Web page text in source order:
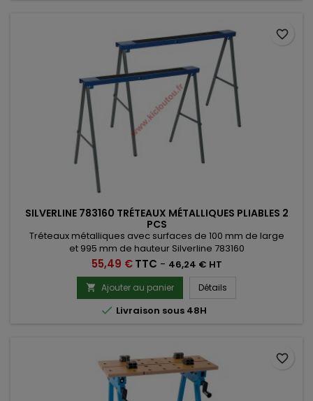
SILVERLINE 783160 TRÉTEAUX MÉTALLIQUES PLIABLES 2
PCS
Tréteaux métalliques avec surfaces de 100 mm de large
et 995 mm de hauteur Silverline 783160
Prix
55,49 € TTC - 46,24 € HT
 Ajouter au panier Détails
 Livraison sous 48H
favorite_border
favorite_border